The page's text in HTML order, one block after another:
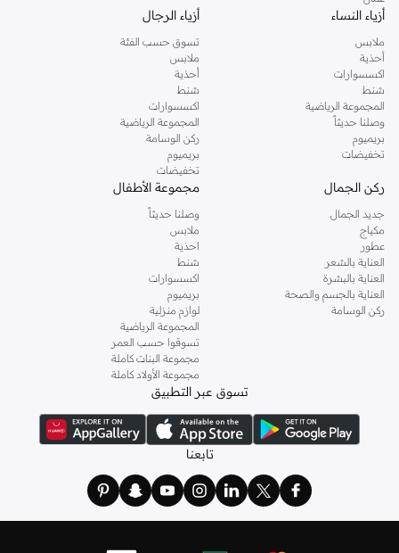
أزياء النساء
ملابس
أحذية
اكسسوارات
شنط
المجموعة الرياضية
وصلنا حديثاً
بريميوم
تخفيضات
أزياء الرجال
تسوق حسب الفئة
ملابس
أحذية
شنط
اكسسوارات
المجموعة الرياضية
ركن الوسامة
بريميوم
تخفيضات
ركن الجمال
جديد الجمال
مكياج
عطور
العناية بالشعر
العناية بالبشرة
العناية بالجسم والصحة
ركن الوسامة
مجموعة الأطفال
وصلنا حديثاً
ملابس
احذية
شنط
اكسسوارات
بريميوم
لوازم منزلية
المجموعة الرياضية
تسوقوا حسب العمر
مجموعة البنات كاملة
مجموعة الأولاد كاملة
تسوق عبر التطبيق
تابعنا